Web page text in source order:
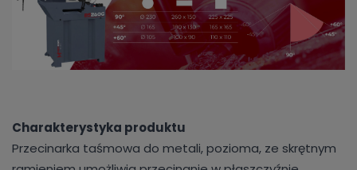
Charakterystyka produktu
Przecinarka taśmowa do metali, pozioma, ze skrętnym